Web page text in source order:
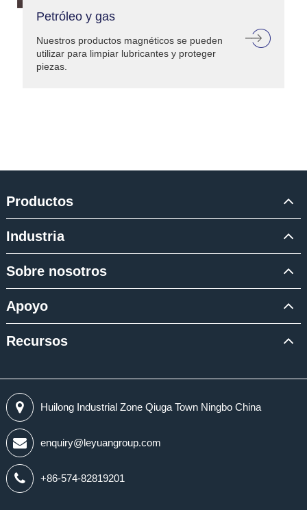
Petróleo y gas
Nuestros productos magnéticos se pueden
utilizar para limpiar lubricantes y proteger
piezas.
Productos
Industria
Sobre nosotros
Apoyo
Recursos
Huilong Industrial Zone Qiuga Town Ningbo China
enquiry@leyuangroup.com
+86-574-82819201